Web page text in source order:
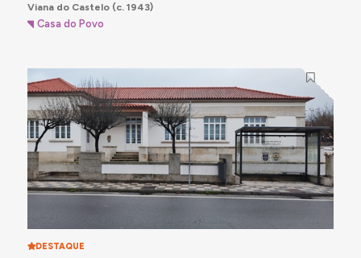
Viana do Castelo(c. 1943)
Casa do Povo
DESTAQUE